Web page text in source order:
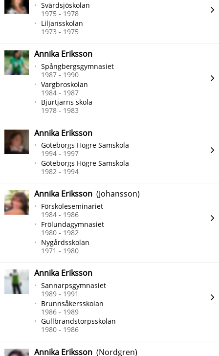
Svärdsjöskolan
1975 - 1978
Liljansskolan
1973 - 1975
Annika Eriksson
Spångbergsgymnasiet
1987 - 1990
Vargbroskolan
1984 - 1987
Bjurtjärns skola
1978 - 1983
Annika Eriksson
Göteborgs Högre Samskola
1994 - 1997
Göteborgs Högre Samskola
1982 - 1994
Annika Eriksson (Johansson)
Förskoleseminariet
1984 - 1986
Frölundagymnasiet
1980 - 1982
Nygårdsskolan
1971 - 1980
Annika Eriksson
Sannarpsgymnasiet
1989 - 1991
Brunnsåkersskolan
1986 - 1989
Gullbrandstorpsskolan
1980 - 1986
Annika Eriksson (Nordgren)